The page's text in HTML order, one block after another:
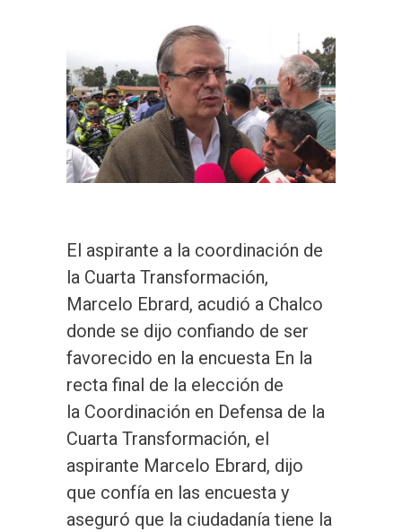
El aspirante a la coordinación de
la Cuarta Transformación,
Marcelo Ebrard, acudió a Chalco
donde se dijo confiando de ser
favorecido en la encuesta En la
recta final de la elección de
la Coordinación en Defensa de la
Cuarta Transformación, el
aspirante Marcelo Ebrard, dijo
que confía en las encuesta y
aseguró que la ciudadanía tiene la